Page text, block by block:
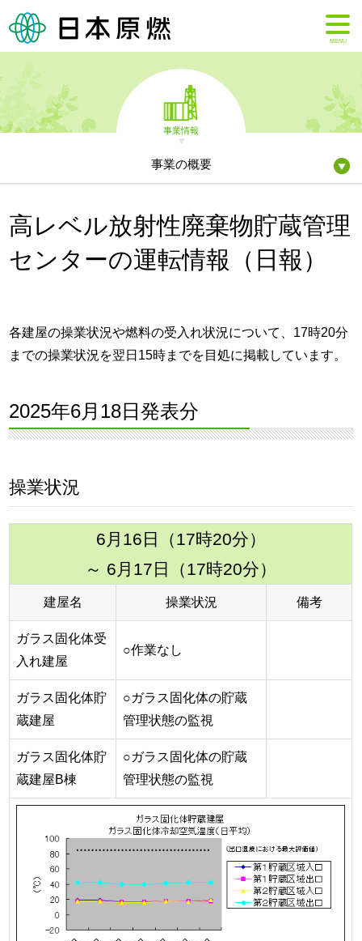
MENU
事業情報
事業の概要
高レベル放射性廃棄物貯蔵管理
センターの運転情報（日報）
各建屋の操業状況や燃料の受入れ状況について、17時20分
までの操業状況を翌日15時までを目処に掲載しています。
2025年6月18日発表分
操業状況
6月16日（17時20分）
～ 6月17日（17時20分）
建屋名 操業状況 備考
ガラス固化体受
入れ建屋
○作業なし
ガラス固化体貯
蔵建屋
○ガラス固化体の貯蔵
管理状態の監視
ガラス固化体貯
蔵建屋B棟
○ガラス固化体の貯蔵
管理状態の監視